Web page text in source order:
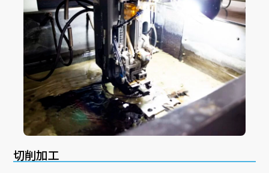
切削加工